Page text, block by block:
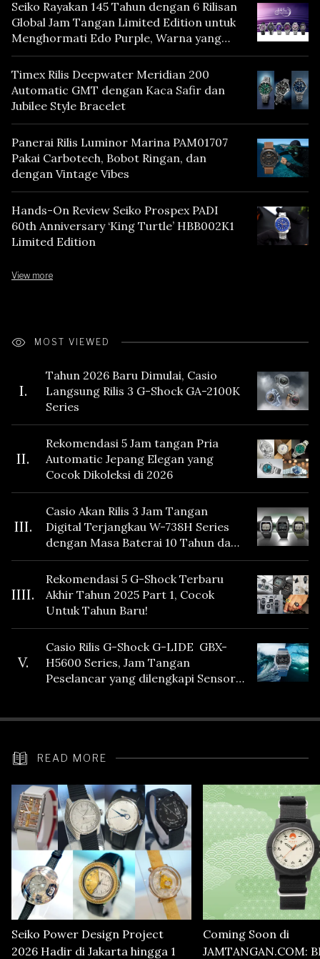
Seiko Rayakan 145 Tahun dengan 6 Rilisan
Global Jam Tangan Limited Edition untuk
Menghormati Edo Purple, Warna yang
Mencerminkan Warisan Tokyo
Timex Rilis Deepwater Meridian 200
Automatic GMT dengan Kaca Safir dan
Jubilee Style Bracelet
Panerai Rilis Luminor Marina PAM01707
Pakai Carbotech, Bobot Ringan, dan
dengan Vintage Vibes
Hands-On Review Seiko Prospex PADI
60th Anniversary ‘King Turtle’ HBB002K1
Limited Edition
View more
MOST VIEWED
I.
Tahun 2026 Baru Dimulai, Casio
Langsung Rilis 3 G-Shock GA-2100K
Series
II.
Rekomendasi 5 Jam tangan Pria
Automatic Jepang Elegan yang
Cocok Dikoleksi di 2026
III.
Casio Akan Rilis 3 Jam Tangan
Digital Terjangkau W-738H Series
dengan Masa Baterai 10 Tahun dan
Fitur Vibration
IIII.
Rekomendasi 5 G-Shock Terbaru
Akhir Tahun 2025 Part 1, Cocok
Untuk Tahun Baru!
V.
Casio Rilis G-Shock G-LIDE GBX-
H5600 Series, Jam Tangan
Peselancar yang dilengkapi Sensor
READ MORE
Seiko Power Design Project
2026 Hadir di Jakarta hingga 1
Coming Soon di
JAMTANGAN.COM: